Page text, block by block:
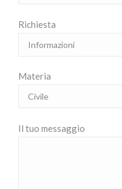
Richiesta
Materia
Il tuo messaggio